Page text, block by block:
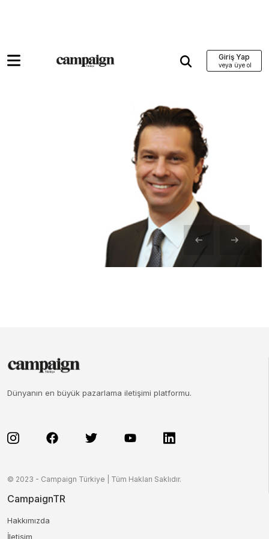
Giriş Yap
Dünyanın en büyük pazarlama iletişimi platformu.
© 2023 - Campaign Türkiye | Tüm Hakları Saklıdır.
CampaignTR
Hakkımızda
İletişim